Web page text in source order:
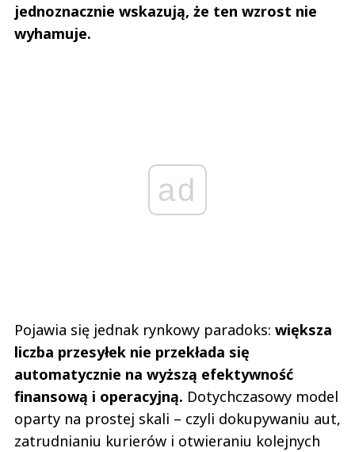
jednoznacznie wskazują, że ten wzrost nie
wyhamuje.
ad
Pojawia się jednak rynkowy paradoks: większa
liczba przesyłek nie przekłada się
automatycznie na wyższą efektywność
finansową i operacyjną. Dotychczasowy model
oparty na prostej skali – czyli dokupywaniu aut,
zatrudnianiu kurierów i otwieraniu kolejnych